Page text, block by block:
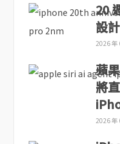
20
設
2026 年
蘋
將
2026 年